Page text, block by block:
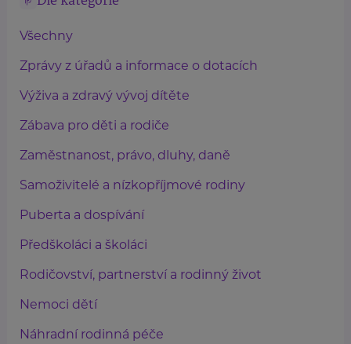
Všechny
Zprávy z úřadů a informace o dotacích
Výživa a zdravý vývoj dítěte
Zábava pro děti a rodiče
Zaměstnanost, právo, dluhy, daně
Samoživitelé a nízkopříjmové rodiny
Puberta a dospívání
Předškoláci a školáci
Rodičovství, partnerství a rodinný život
Nemoci dětí
Náhradní rodinná péče